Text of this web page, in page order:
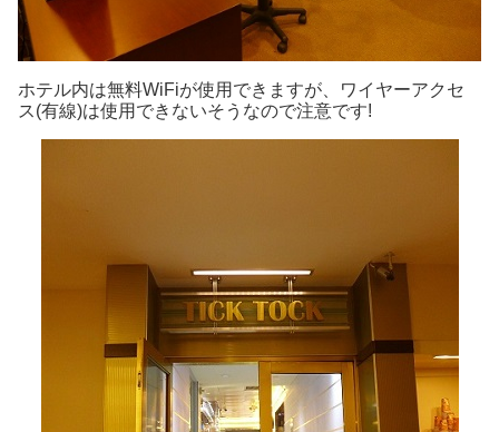
ホテル内は無料WiFiが使用できますが、ワイヤーアクセ
ス(有線)は使用できないそうなので注意です!